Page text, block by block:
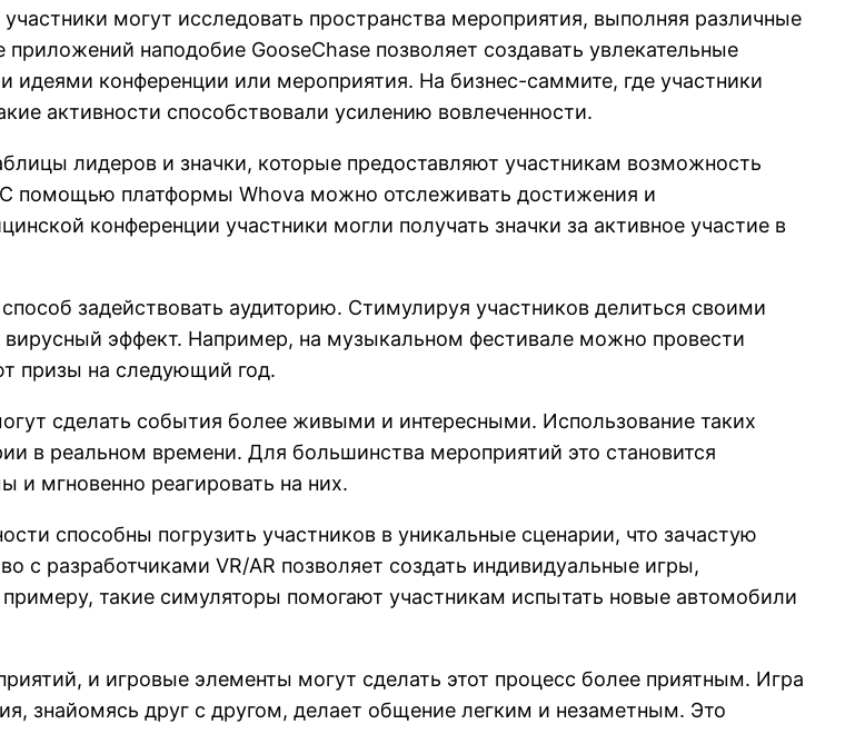
могут исследовать пространства мероприятия, выполняя различные
наподобие GooseChase позволяет создавать увлекательные
конференции или мероприятия. На бизнес-саммите, где участники
активности способствовали усилению вовлеченности.
лидеров и значки, которые предоставляют участникам возможность
С помощью платформы Whova можно отслеживать достижения и
конференции участники могли получать значки за активное участие в
задействовать аудиторию. Стимулируя участников делиться своими
эффект. Например, на музыкальном фестивале можно провести
призы на следующий год.
сделать события более живыми и интересными. Использование таких
в реальном времени. Для большинства мероприятий это становится
мгновенно реагировать на них.
способны погрузить участников в уникальные сценарии, что зачастую
разработчиками VR/AR позволяет создать индивидуальные игры,
такие симуляторы помогают участникам испытать новые автомобили
и игровые элементы могут сделать этот процесс более приятным. Игра
знайомясь друг с другом, делает общение легким и незаметным. Это